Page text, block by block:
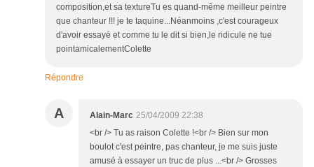
composition,et sa textureTu es quand-même meilleur peintre
que chanteur !!! je te taquine...Néanmoins ,c'est courageux
d'avoir essayé et comme tu le dit si bien,le ridicule ne tue
pointamicalementColette
Répondre
A Alain-Marc 25/04/2009 22:38
<br /> Tu as raison Colette !<br /> Bien sur mon
boulot c'est peintre, pas chanteur, je me suis juste
amusé à essayer un truc de plus ...<br /> Grosses